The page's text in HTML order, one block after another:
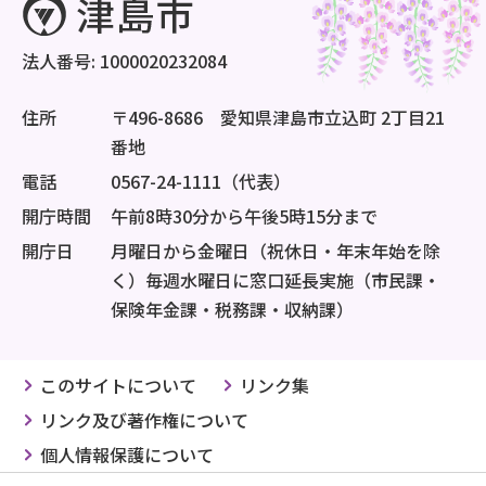
法人番号: 1000020232084
住所
〒496-8686 愛知県津島市立込町 2丁目21
番地
電話
0567-24-1111（代表）
開庁時間
午前8時30分から午後5時15分まで
開庁日
月曜日から金曜日（祝休日・年末年始を除
く）毎週水曜日に窓口延長実施（市民課・
保険年金課・税務課・収納課）
このサイトについて
リンク集
リンク及び著作権について
個人情報保護について